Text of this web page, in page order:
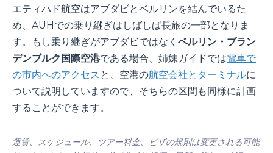
エティハド航空はアブダビとベルリンを結んでいるた
め、AUHでの乗り継ぎはしばしば長旅の一部となりま
す。もし乗り継ぎがアブダビではなく ベルリン・ブラン
デンブルク国際空港である場合、姉妹ガイドでは電車で
の市内へのアクセス と、空港の航空会社とターミナルに
ついて説明していますので、そちらの区間も同様に計画
することができます。
運賃、スケジュール、ツアー料金、ビザの規則は変更される可能